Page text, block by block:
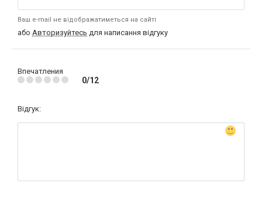
Ваш e-mail не відображатиметься на сайті
або Авторизуйтесь для написання відгуку
Впечатления
0/12
Відгук: